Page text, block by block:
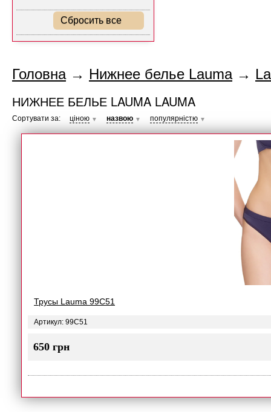
Сбросить все
Головна→ Нижнее белье Lauma→
НИЖНЕЕ БЕЛЬЕ LAUMA LAUMA
Сортувати за: ціною ▼ назвою ▼ популярністю ▼
Трусы Lauma 99C51
Артикул: 99C51
650 грн